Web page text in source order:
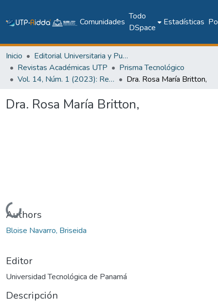
Comunidades
Todo
DSpace
Estadísticas
Inicio
Editorial Universitaria y Publicaciones Seriadas
Revistas Académicas UTP
Prisma Tecnológico
Vol. 14, Núm. 1 (2023): Revista Prisma Tecnológico
Dra. Rosa María Britton,
Dra. Rosa María Britton,
Cargando...
Authors
Bloise Navarro, Briseida
Editor
Universidad Tecnológica de Panamá
Descripción